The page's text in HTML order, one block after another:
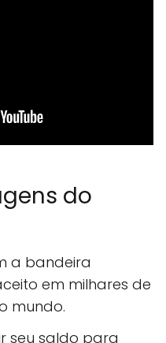
do
a bandeira
em milhares de
mundo.
seu saldo para